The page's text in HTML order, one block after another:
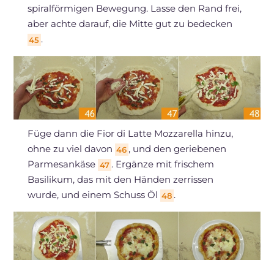
spiralförmigen Bewegung. Lasse den Rand frei,
aber achte darauf, die Mitte gut zu bedecken
45 .
Füge dann die Fior di Latte Mozzarella hinzu,
ohne zu viel davon 46 , und den geriebenen
Parmesankäse 47 . Ergänze mit frischem
Basilikum, das mit den Händen zerrissen
wurde, und einem Schuss Öl 48 .